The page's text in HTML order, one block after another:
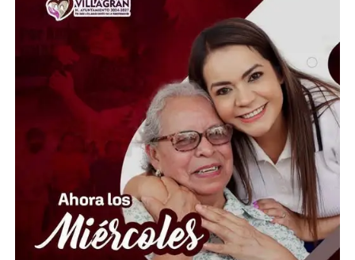
promoviendo ambientes escolares seguros y una cultura
de paz. Con este tipo de capacitaciones, el Nivel Medio
Superior busca fortalecer la prevención de las violencias
y brindar a la comunidad educativa herramientas que
contribuyan al bienestar de las juventudes y a la
creación de espacios libres de violencia.